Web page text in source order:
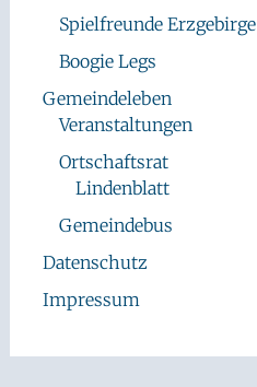
Spielfreunde Erzgebirge
Boogie Legs
Gemeindeleben
Veranstaltungen
Ortschaftsrat
Lindenblatt
Gemeindebus
Datenschutz
Impressum